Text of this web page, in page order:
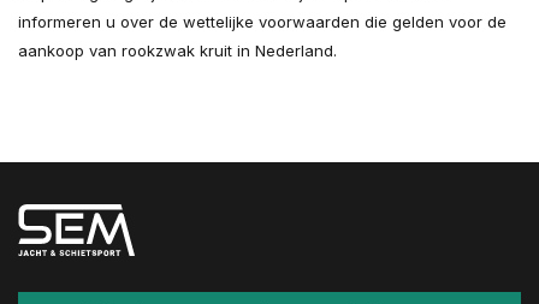
informeren u over de wettelijke voorwaarden die gelden voor de
aankoop van rookzwak kruit in Nederland.